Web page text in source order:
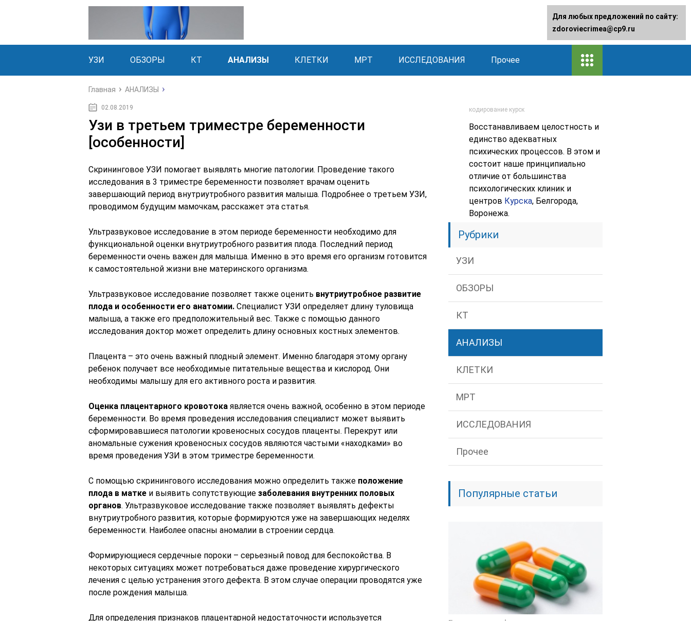
УЗИ ОБЗОРЫ КТ АНАЛИЗЫ КЛЕТКИ МРТ ИССЛЕДОВАНИЯ Прочее
Главная АНАЛИЗЫ
02.08.2019
Узи в третьем триместре беременности
[особенности]
Скрининговое УЗИ помогает выявлять многие патологии. Проведение такого
исследования в 3 триместре беременности позволяет врачам оценить
завершающий период внутриутробного развития малыша. Подробнее о третьем УЗИ,
проводимом будущим мамочкам, расскажет эта статья.
Ультразвуковое исследование в этом периоде беременности необходимо для
функциональной оценки внутриутробного развития плода. Последний период
беременности очень важен для малыша. Именно в это время его организм готовится
к самостоятельной жизни вне материнского организма.
Ультразвуковое исследование позволяет также оценить внутриутробное развитие
плода и особенности его анатомии. Специалист УЗИ определяет длину туловища
малыша, а также его предположительный вес. Также с помощью данного
исследования доктор может определить длину основных костных элементов.
Плацента – это очень важный плодный элемент. Именно благодаря этому органу
ребенок получает все необходимые питательные вещества и кислород. Они
необходимы малышу для его активного роста и развития.
Оценка плацентарного кровотока является очень важной, особенно в этом периоде
беременности. Во время проведения исследования специалист может выявить
сформировавшиеся патологии кровеносных сосудов плаценты. Перекрут или
аномальные сужения кровеносных сосудов являются частыми «находками» во
время проведения УЗИ в этом триместре беременности.
С помощью скринингового исследования можно определить также положение
плода в матке и выявить сопутствующие заболевания внутренних половых
органов. Ультразвуковое исследование также позволяет выявлять дефекты
внутриутробного развития, которые формируются уже на завершающих неделях
беременности. Наиболее опасны аномалии в строении сердца.
Формирующиеся сердечные пороки – серьезный повод для беспокойства. В
некоторых ситуациях может потребоваться даже проведение хирургического
лечения с целью устранения этого дефекта. В этом случае операции проводятся уже
после рождения малыша.
Для определения признаков плацентарной недостаточности используется
кодирование курск
Восстанавливаем целостность и
единство адекватных
психических процессов. В этом и
состоит наше принципиально
отличие от большинства
психологических клиник и
центров Курска, Белгорода,
Воронежа.
Рубрики
УЗИ
ОБЗОРЫ
КТ
АНАЛИЗЫ
КЛЕТКИ
МРТ
ИССЛЕДОВАНИЯ
Прочее
Популярные статьи
Для любых предложений по сайту:
zdoroviecrimea@cp9.ru